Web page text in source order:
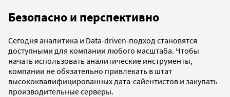
Безопасно и перспективно
Сегодня аналитика и Data-driven-подход становятся
доступными для компании любого масштаба. Чтобы
начать использовать аналитические инструменты,
компании не обязательно привлекать в штат
высококвалифицированных дата-сайентистов и закупать
производительные серверы.